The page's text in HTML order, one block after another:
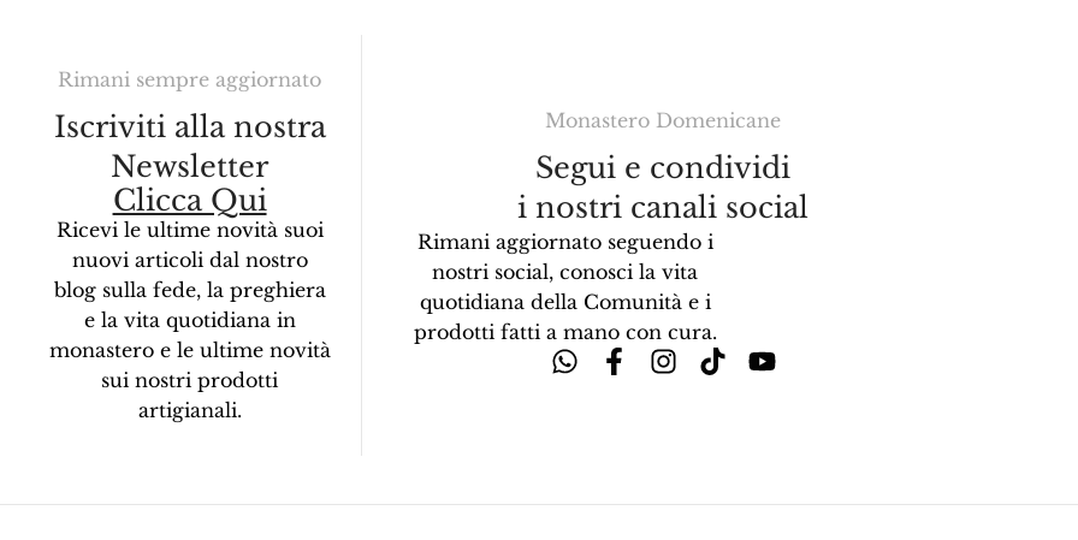
Rimani sempre aggiornato
Iscriviti alla nostra
Newsletter
Clicca Qui
Ricevi le ultime novità suoi
nuovi articoli dal nostro
blog sulla fede, la preghiera
e la vita quotidiana in
monastero e le ultime novità
sui nostri prodotti
artigianali.
Monastero Domenicane
Segui e condividi
i nostri canali social
Rimani aggiornato seguendo i
nostri social, conosci la vita
quotidiana della Comunità e i
prodotti fatti a mano con cura.